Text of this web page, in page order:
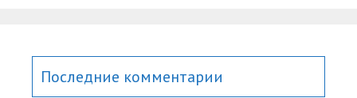
Последние комментарии